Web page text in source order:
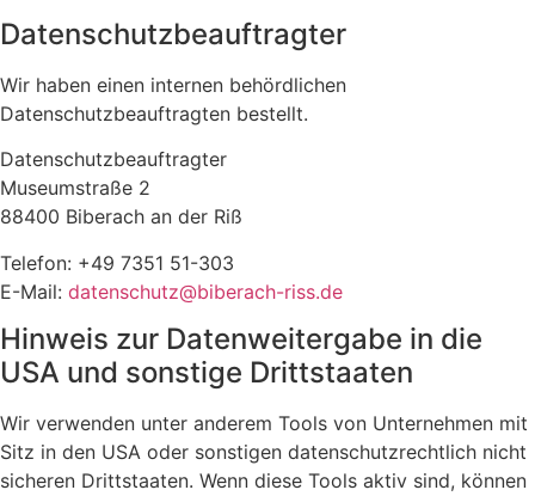
Datenschutz­beauftragter
Wir haben einen internen behördlichen
Datenschutzbeauftragten bestellt.
Datenschutzbeauftragter
Museumstraße 2
88400 Biberach an der Riß
Telefon: +49 7351 51-303
E-Mail: datenschutz@biberach-riss.de
Hinweis zur Datenweitergabe in die
USA und sonstige Drittstaaten
Wir verwenden unter anderem Tools von Unternehmen mit
Sitz in den USA oder sonstigen datenschutzrechtlich nicht
sicheren Drittstaaten. Wenn diese Tools aktiv sind, können